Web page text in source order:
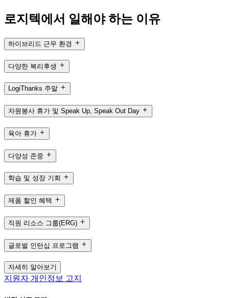
로지텍에서 일해야 하는 이유
하이브리드 근무 환경
다양한 복리후생
LogiThanks 주말
자원봉사 휴가 및 Speak Up, Speak Out Day
육아 휴가
다양성 존중
학습 및 성장 기회
제품 할인 혜택
직원 리소스 그룹(ERG)
글로벌 인턴십 프로그램
자세히 알아보기
지원자 개인정보 고지